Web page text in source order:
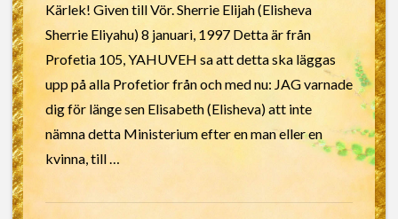
Kärlek! Given till Vör. Sherrie Elijah (Elisheva
Sherrie Eliyahu) 8 januari, 1997 Detta är från
Profetia 105, YAHUVEH sa att detta ska läggas
upp på alla Profetior från och med nu: JAG varnade
dig för länge sen Elisabeth (Elisheva) att inte
nämna detta Ministerium efter en man eller en
kvinna, till …